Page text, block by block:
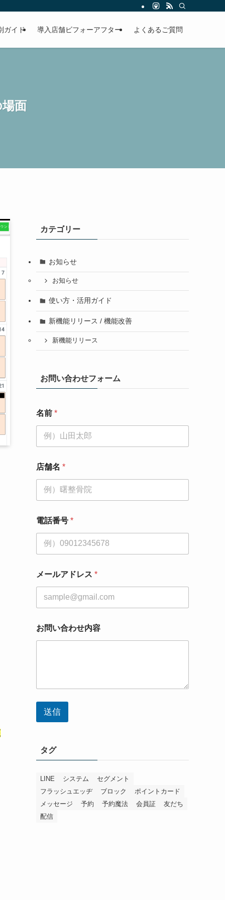
ガイド 導入店舗ビフォーアフター よくあるご質問
面
カテゴリー
お知らせ
お知らせ
使い方・活用ガイド
新機能リリース / 機能改善
新機能リリース
お問い合わせフォーム
名前 *
話
番
号
ー
ル
ア
ド
レ
店舗名 *
電話番号 *
メールアドレス *
お問い合わせ内容
送信
タグ
LINE システム
セグメント
フラッシュエッヂ
ブロック
ポイントカード
メッセージ
予約 予約魔法 会員証
友だち
配信